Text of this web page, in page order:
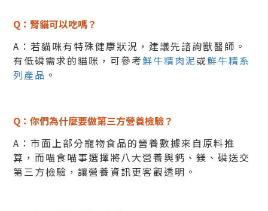
Q：腎貓可以吃嗎？
A：若貓咪有特殊健康狀況，建議先諮詢獸醫師。
有低磷需求的貓咪，可參考鮮牛精肉泥或鮮牛精系
列產品 。
Q：你們為什麼要做第三方營養檢驗？
A：市面上部分寵物食品的營養數據來自原料推
算，而喵食喵事選擇將八大營養與鈣、鎂、磷送交
第三方檢驗，讓營養資訊更客觀透明。